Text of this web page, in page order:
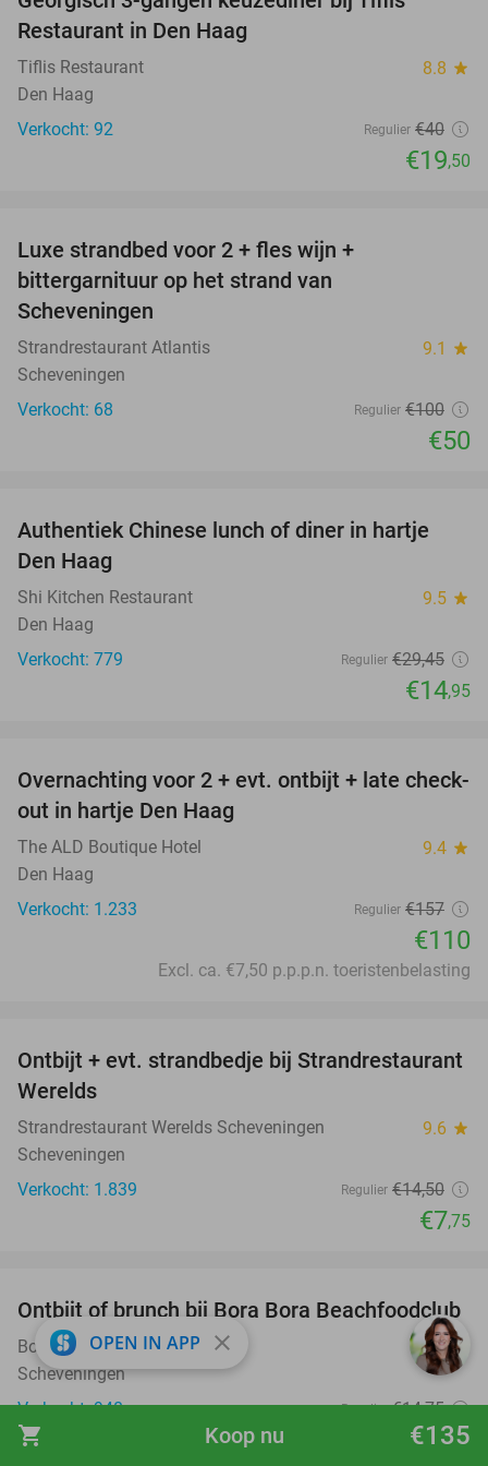
shopping_cart €135
Koop nu
Restaurant in Den Haag
Tiflis Restaurant 8.8 star
Den Haag
Verkocht: 92
Regulier €40
€19,50
Luxe strandbed voor 2 + fles wijn +
bittergarnituur op het strand van
Scheveningen
Strandrestaurant Atlantis 9.1 star
Scheveningen
Verkocht: 68
Regulier €100
€50
49%
Authentiek Chinese lunch of diner in hartje
Den Haag
Shi Kitchen Restaurant 9.5 star
Den Haag
Verkocht: 779
Regulier €29,45
€14,95
30%
Overnachting voor 2 + evt. ontbijt + late check-
out in hartje Den Haag
The ALD Boutique Hotel 9.4 star
Den Haag
Verkocht: 1.233
Regulier €157
€110
Excl. ca. €7,50 p.p.p.n. toeristenbelasting
47%
Ontbijt + evt. strandbedje bij Strandrestaurant
Werelds
Strandrestaurant Werelds Scheveningen 9.6 star
Scheveningen
Verkocht: 1.839
Regulier €14,50
€7,75
50%
Ontbijt of brunch bij Bora Bora Beachfoodclub
Bora Bora Beachfoodclub 9.7star
Scheveningen
Verkocht: 948
Regulier €14,75
€7,40
OPEN IN APP close